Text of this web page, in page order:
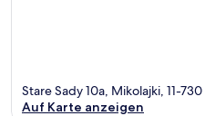
Stare Sady 10a, Mikolajki, 11-730
Auf Karte anzeigen